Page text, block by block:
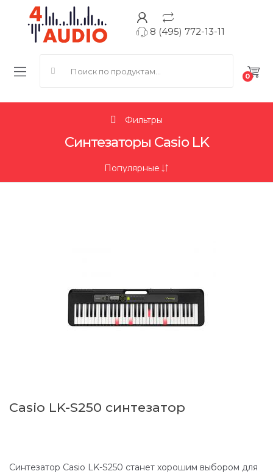
8 (495) 772-13-11
0
Фильтры
Синтезаторы Casio LK
Casio LK-S250 синтезатор
Синтезатор Casio LK-S250 станет хорошим выбором для